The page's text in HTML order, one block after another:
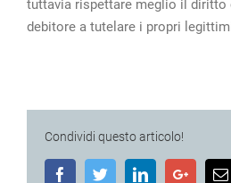
tuttavia rispettare meglio il diritto
debitore a tutelare i propri
Condividi questo articolo!
FacebookTwitterLinkedIn